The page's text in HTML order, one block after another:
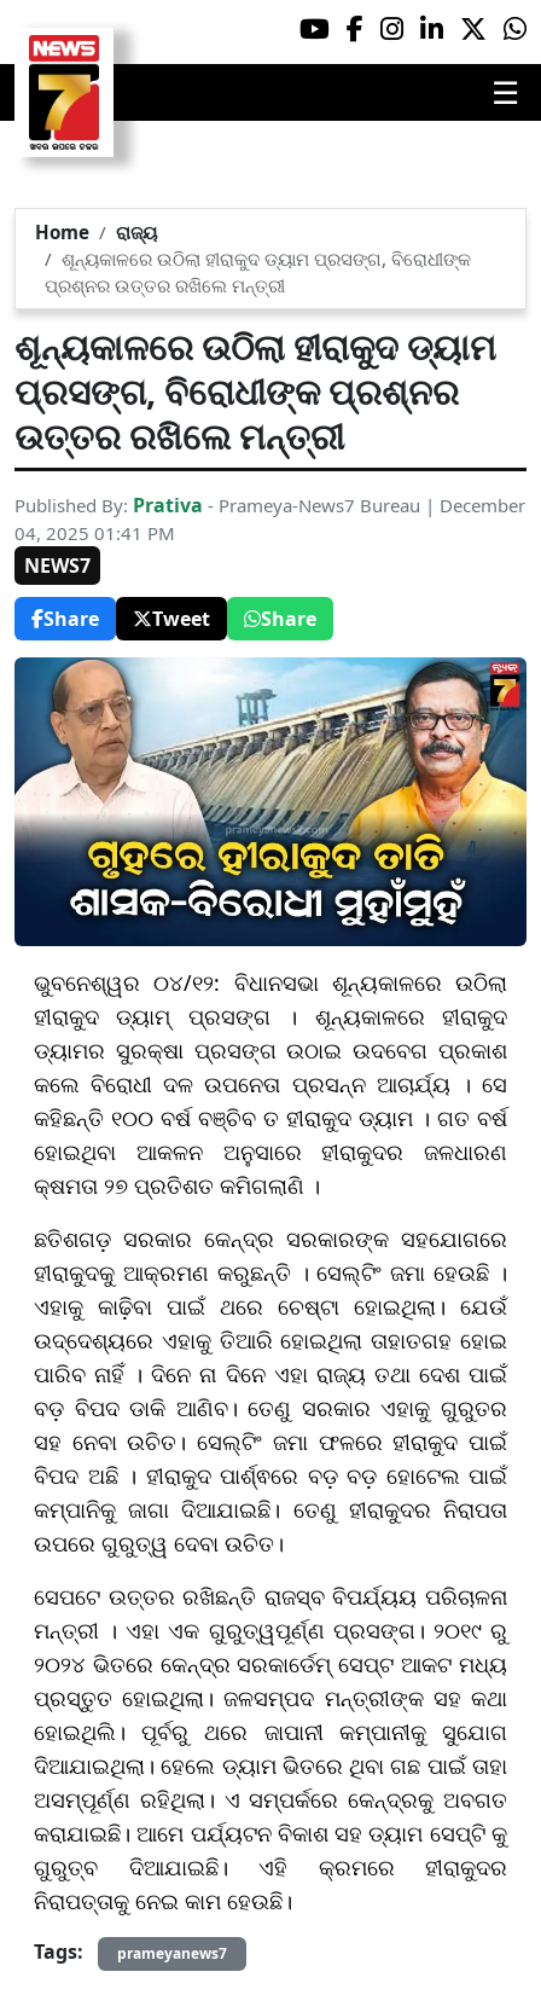
☰
Home
ରାଜ୍ୟ
ଶୂନ୍ୟକାଳରେ ଉଠିଲା ହୀରାକୁଦ ଡ୍ୟାମ ପ୍ରସଙ୍ଗ, ବିରୋଧୀଙ୍କ
ପ୍ରଶ୍ନର ଉତ୍ତର ରଖିଲେ ମନ୍ତ୍ରୀ
ଶୂନ୍ୟକାଳରେ ଉଠିଲା ହୀରାକୁଦ ଡ୍ୟାମ
ପ୍ରସଙ୍ଗ, ବିରୋଧୀଙ୍କ ପ୍ରଶ୍ନର
ଉତ୍ତର ରଖିଲେ ମନ୍ତ୍ରୀ
Published By: Prativa - Prameya-News7 Bureau | December
04, 2025 01:41 PM
NEWS7
Share
Tweet Share
ଭୁବନେଶ୍ୱର ୦୪/୧୨: ବିଧାନସଭା ଶୂନ୍ୟକାଳରେ ଉଠିଲା
ହୀରାକୁଦ ଡ୍ୟାମ୍ ପ୍ରସଙ୍ଗ । ଶୂନ୍ୟକାଳରେ ହୀରାକୁଦ
ଡ୍ୟାମର ସୁରକ୍ଷା ପ୍ରସଙ୍ଗ ଉଠାଇ ଉଦବେଗ ପ୍ରକାଶ
କଲେ ବିରୋଧୀ ଦଳ ଉପନେତା ପ୍ରସନ୍ନ ଆଚାର୍ଯ୍ୟ । ସେ
କହିଛନ୍ତି ୧୦୦ ବର୍ଷ ବଞ୍ଚିବ ତ ହୀରାକୁଦ ଡ୍ୟାମ । ଗତ ବର୍ଷ
ହୋଇଥିବା ଆକଳନ ଅନୁସାରେ ହୀରାକୁଦର ଜଳଧାରଣ
କ୍ଷମତା ୨୭ ପ୍ରତିଶତ କମିଗଲାଣି ।
ଛତିଶଗଡ଼ ସରକାର କେନ୍ଦ୍ର ସରକାରଙ୍କ ସହଯୋଗରେ
ହୀରାକୁଦକୁ ଆକ୍ରମଣ କରୁଛନ୍ତି । ସେଲ୍ଟିଂ ଜମା ହେଉଛି ।
ଏହାକୁ କାଢ଼ିବା ପାଇଁ ଥରେ ଚେଷ୍ଟା ହୋଇଥିଲା। ଯେଉଁ
ଉଦ୍ଦେଶ୍ୟରେ ଏହାକୁ ତିଆରି ହୋଇଥିଲା ତାହାତଗହ ହୋଇ
ପାରିବ ନାହିଁ । ଦିନେ ନା ଦିନେ ଏହା ରାଜ୍ୟ ତଥା ଦେଶ ପାଇଁ
ବଡ଼ ବିପଦ ଡାକି ଆଣିବ। ତେଣୁ ସରକାର ଏହାକୁ ଗୁରୁତର
ସହ ନେବା ଉଚିତ। ସେଲ୍ଟିଂ ଜମା ଫଳରେ ହୀରାକୁଦ ପାଇଁ
ବିପଦ ଅଛି । ହୀରାକୁଦ ପାର୍ଶ୍ଵରେ ବଡ଼ ବଡ଼ ହୋଟେଲ ପାଇଁ
କମ୍ପାନିକୁ ଜାଗା ଦିଆଯାଇଛି। ତେଣୁ ହୀରାକୁଦର ନିରାପତା
ଉପରେ ଗୁରୁତ୍ୱ ଦେବା ଉଚିତ।
ସେପଟେ ଉତ୍ତର ରଖିଛନ୍ତି ରାଜସ୍ବ ବିପର୍ଯ୍ୟୟ ପରିଚାଳନା
ମନ୍ତ୍ରୀ । ଏହା ଏକ ଗୁରୁତ୍ୱପୂର୍ଣ୍ଣ ପ୍ରସଙ୍ଗ। ୨୦୧୯ ରୁ
୨୦୨୪ ଭିତରେ କେନ୍ଦ୍ର ସରକାର୍ଡେମ୍ ସେପ୍ଟ ଆକଟ ମଧ୍ୟ
ପ୍ରସ୍ତୁତ ହୋଇଥିଲା। ଜଳସମ୍ପଦ ମନ୍ତ୍ରୀଙ୍କ ସହ କଥା
ହୋଇଥିଲି। ପୂର୍ବରୁ ଥରେ ଜାପାନୀ କମ୍ପାନୀକୁ ସୁଯୋଗ
ଦିଆଯାଇଥିଲା। ହେଲେ ଡ୍ୟାମ ଭିତରେ ଥିବା ଗଛ ପାଇଁ ତାହା
ଅସମ୍ପୂର୍ଣ୍ଣ ରହିଥିଲା। ଏ ସମ୍ପର୍କରେ କେନ୍ଦ୍ରକୁ ଅବଗତ
କରାଯାଇଛି। ଆମେ ପର୍ଯ୍ୟଟନ ବିକାଶ ସହ ଡ୍ୟାମ ସେପ୍ଟି କୁ
ଗୁରୁତ୍ବ ଦିଆଯାଇଛି। ଏହି କ୍ରମରେ ହୀରାକୁଦର
ନିରାପତ୍ତାକୁ ନେଇ କାମ ହେଉଛି।
Tags: prameyanews7